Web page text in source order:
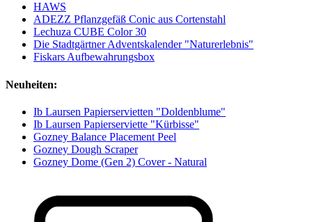
HAWS
ADEZZ Pflanzgefäß Conic aus Cortenstahl
Lechuza CUBE Color 30
Die Stadtgärtner Adventskalender "Naturerlebnis"
Fiskars Aufbewahrungsbox
Neuheiten:
Ib Laursen Papierservietten "Doldenblume"
Ib Laursen Papierserviette "Kürbisse"
Gozney Balance Placement Peel
Gozney Dough Scraper
Gozney Dome (Gen 2) Cover - Natural